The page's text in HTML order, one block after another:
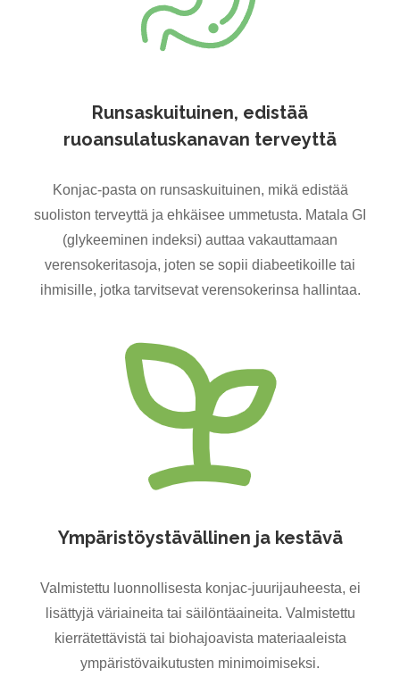
Runsaskuituinen, edistää
ruoansulatuskanavan terveyttä
Konjac-pasta on runsaskuituinen, mikä edistää
suoliston terveyttä ja ehkäisee ummetusta. Matala GI
(glykeeminen indeksi) auttaa vakauttamaan
verensokeritasoja, joten se sopii diabeetikoille tai
ihmisille, jotka tarvitsevat verensokerinsa hallintaa.
Ympäristöystävällinen ja kestävä
Valmistettu luonnollisesta konjac-juurijauheesta, ei
lisättyjä väriaineita tai säilöntäaineita. Valmistettu
kierrätettävistä tai biohajoavista materiaaleista
ympäristövaikutusten minimoimiseksi.